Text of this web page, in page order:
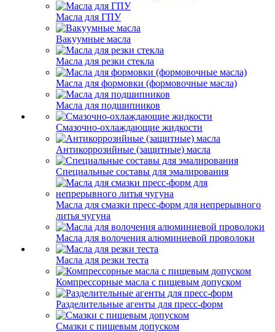
Масла для ГПУ
Вакуумные масла
Масла для резки стекла
Масла для формовки (формовочные масла)
Масла для подшипников
Смазочно-охлаждающие жидкости
Антикоррозийные (защитные) масла
Специальные составы для эмалирования
Масла для смазки пресс-форм для непрерывного
литья чугуна
Масла для волочения алюминиевой проволоки
Масла для резки теста
Компрессорные масла с пищевым допуском
Разделительные агенты для пресс-форм
Смазки с пищевым допуском